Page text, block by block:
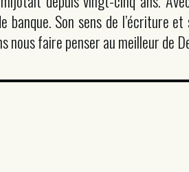
Son sens de l’écriture
faire penser au meilleur de